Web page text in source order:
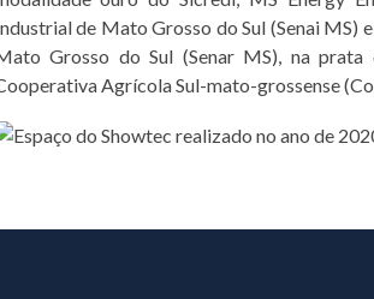
de Mato Grosso do Sul (Senai MS)
Grosso do Sul (Senar MS), na
Agrícola Sul-mato-grossense